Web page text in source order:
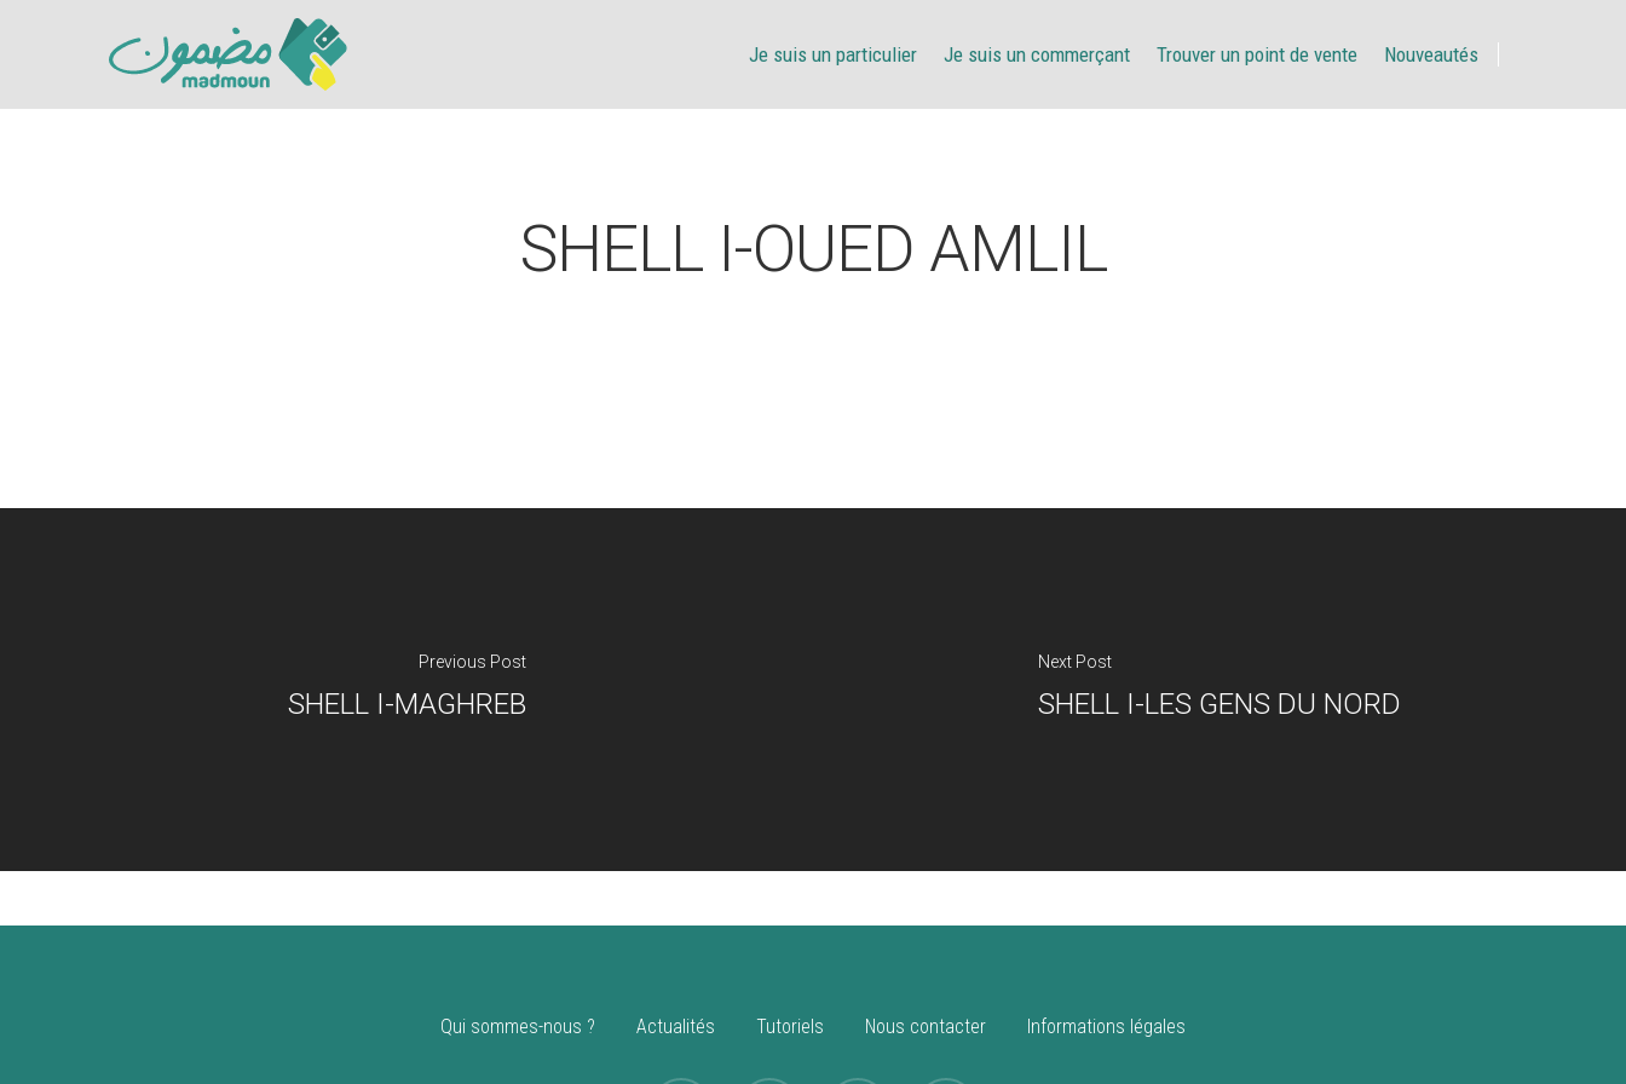
Je suis un particulier Je suis un commerçant Trouver un point de vente Nouveautés
SHELL I-OUED AMLIL
Previous Post
SHELL I-MAGHREB
Next Post
SHELL I-LES GENS DU NORD
Qui sommes-nous ? Actualités Tutoriels Nous contacter Informations légales